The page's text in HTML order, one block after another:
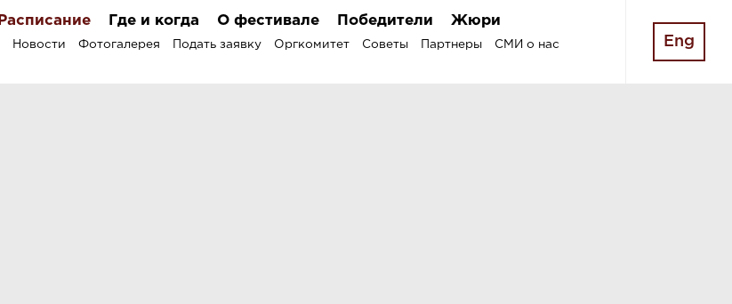
Расписание Где и когда О фестивале Победители Жюри
Новости Фотогалерея Подать заявку Оргкомитет Советы Партнеры
СМИ о нас
Eng